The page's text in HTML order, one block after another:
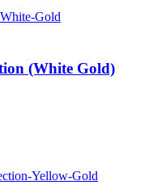
(White Gold)